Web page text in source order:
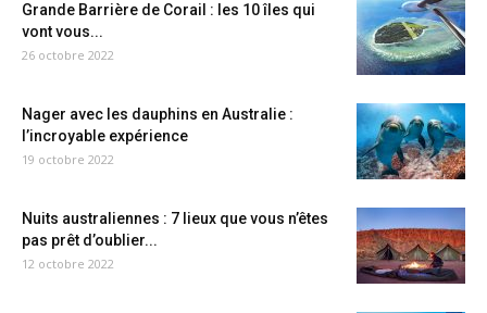
Grande Barrière de Corail : les 10 îles qui
vont vous...
26 octobre 2022
Nager avec les dauphins en Australie :
l’incroyable expérience
19 octobre 2022
Nuits australiennes : 7 lieux que vous n’êtes
pas prêt d’oublier...
12 octobre 2022